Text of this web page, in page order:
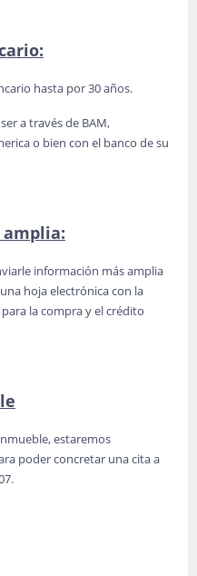
hasta por 30 años.
a través de BAM,
o bien con el banco de su
información más amplia
hoja electrónica con la
la compra y el crédito
estaremos
poder concretar una cita a